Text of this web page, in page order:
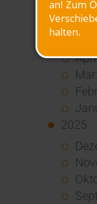
Juli
2025